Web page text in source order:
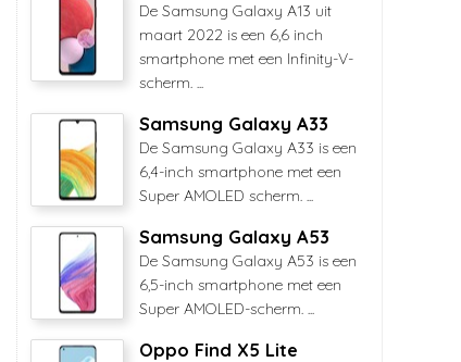
De Samsung Galaxy A13 uit
maart 2022 is een 6,6 inch
smartphone met een Infinity-V-
scherm. ...
Samsung Galaxy A33
De Samsung Galaxy A33 is een
6,4-inch smartphone met een
Super AMOLED scherm. ...
Samsung Galaxy A53
De Samsung Galaxy A53 is een
6,5-inch smartphone met een
Super AMOLED-scherm. ...
Oppo Find X5 Lite